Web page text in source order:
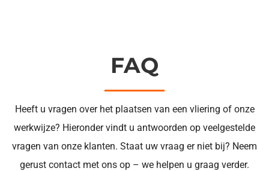
FAQ
Heeft u vragen over het plaatsen van een vliering of onze
werkwijze? Hieronder vindt u antwoorden op veelgestelde
vragen van onze klanten. Staat uw vraag er niet bij? Neem
gerust contact met ons op – we helpen u graag verder.